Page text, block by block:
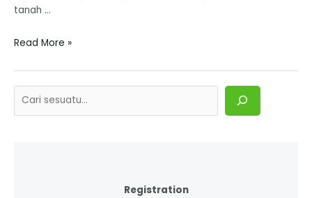
tanah …
Read More »
Registration